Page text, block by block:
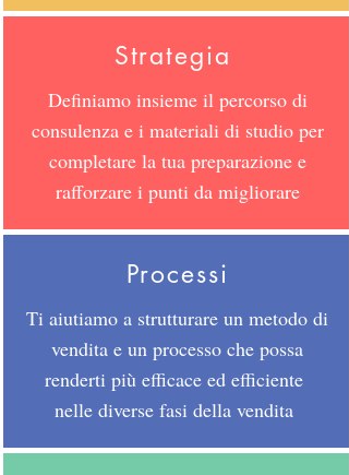
Strategia
Definiamo insieme il percorso di
consulenza e i materiali di studio per
completare la tua preparazione e
rafforzare i punti da migliorare
Processi
Ti aiutiamo a strutturare un metodo di
vendita e un processo che possa
renderti più efficace ed efficiente
nelle diverse fasi della vendita